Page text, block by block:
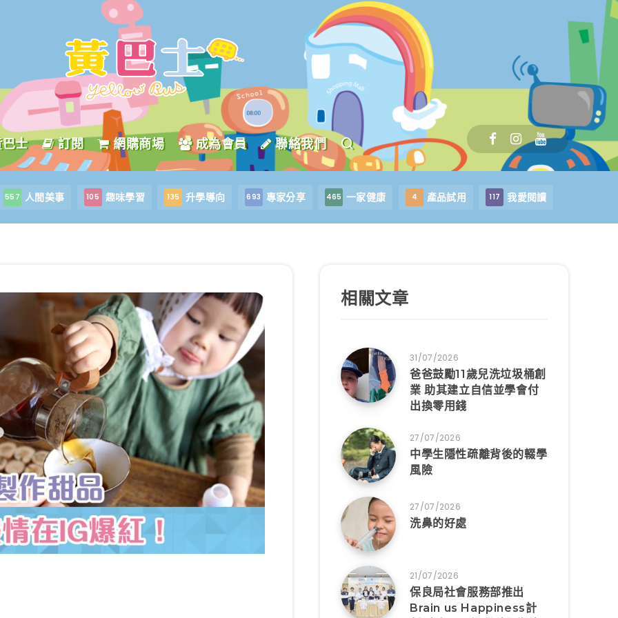
士 訂閱 網購商場 成為會員 聯絡我們
557 人間美事 105 趣味學習 135 升學導向 693 專家分享 465 一家健康 4 產品試用 117 我愛閱讀
相關文章
31/07/2026
爸爸鼓勵11歲兒洗垃圾桶創
業 助其建立自信並學會付
出換零用錢
27/07/2026
中學生隱性疏離背後的輟學
風險
27/07/2026
洗鼻的好處
21/07/2026
保良局社會服務部推出
Brain us Happiness計